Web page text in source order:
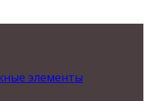
элементы